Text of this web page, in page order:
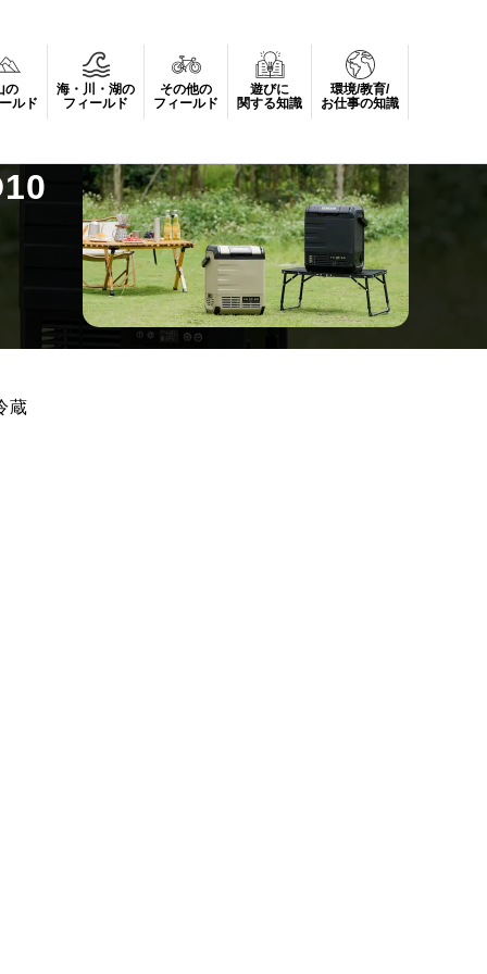
の
ルド
海・川・湖の
フィールド
その他の
フィールド
遊びに
関する知識
環境/教育/
お仕事の知識
蔵